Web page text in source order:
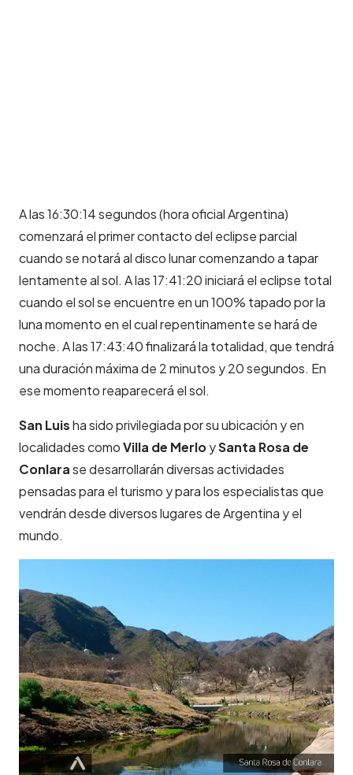
A las 16:30:14 segundos (hora oficial Argentina)
comenzará el primer contacto del eclipse parcial
cuando se notará al disco lunar comenzando a tapar
lentamente al sol. A las 17:41:20 iniciará el eclipse total
cuando el sol se encuentre en un 100% tapado por la
luna momento en el cual repentinamente se hará de
noche. A las 17:43:40 finalizará la totalidad, que tendrá
una duración máxima de 2 minutos y 20 segundos. En
ese momento reaparecerá el sol.
San Luisha sido privilegiada por su ubicación y en
localidades comoVilla de MerloySanta Rosa de
Conlarase desarrollarán diversas actividades
pensadas para el turismo y para los especialistas que
vendrán desde diversos lugares de Argentina y el
mundo.